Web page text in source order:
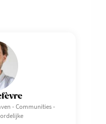
- Communities -